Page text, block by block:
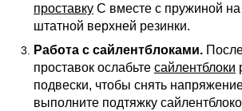
проставку С вместе с пружиной на
штатной верхней резинки.
Работа с сайлентблоками.
проставок ослабьте сайлентблоки
подвески, чтобы снять
выполните подтяжку